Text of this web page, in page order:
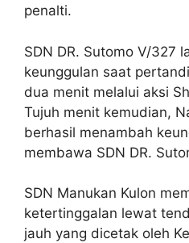
penalti.
SDN DR. Sutomo V/327
keunggulan saat
dua menit melalui aksi
Tujuh menit kemudian,
berhasil menambah
membawa SDN DR.
SDN Manukan Kulon
ketertinggalan lewat
jauh yang dicetak oleh